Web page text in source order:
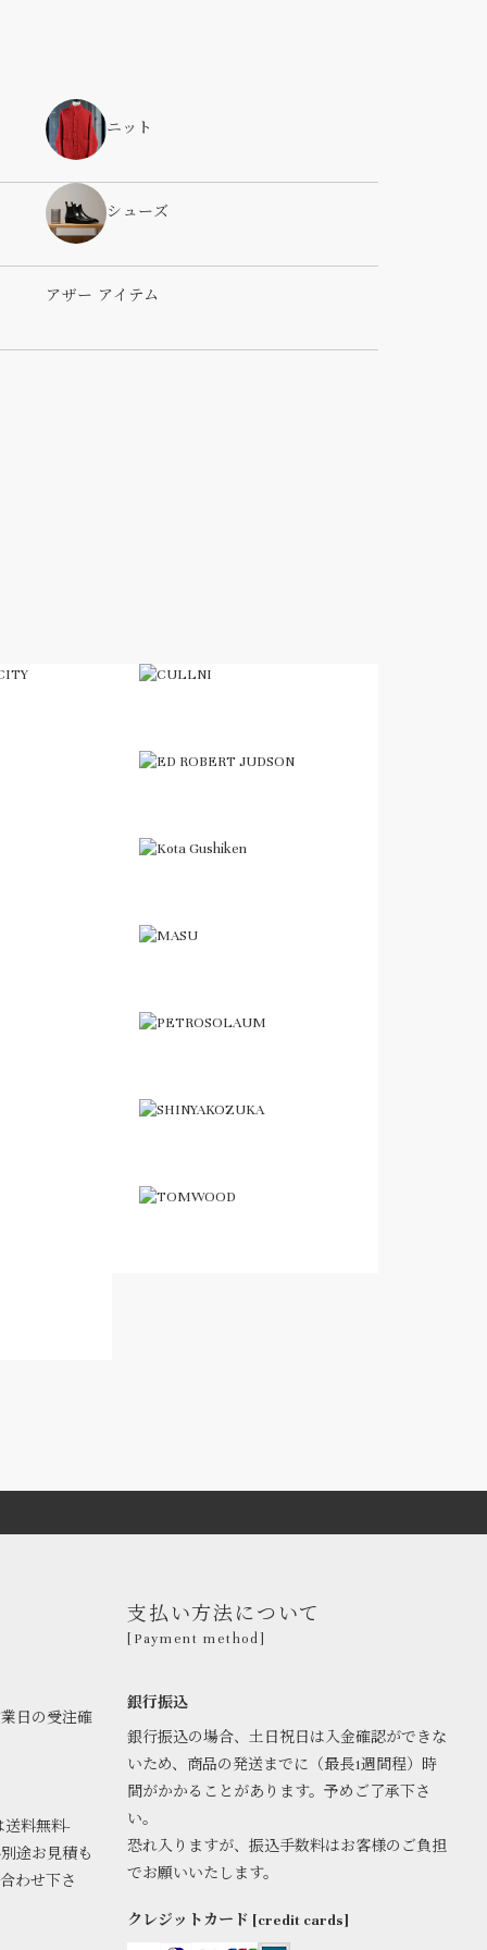
ニット
シューズ
アザー アイテム
日の受注確
送料無料-
途お見積も
わせ下さ
支払い方法について
[Payment method]
銀行振込
銀行振込の場合、土日祝日は入金確認ができな
いため、商品の発送までに（最長1週間程）時
間がかかることがあります。予めご了承下さ
い。
恐れ入りますが、振込手数料はお客様のご負担
でお願いいたします。
クレジットカード [credit cards]